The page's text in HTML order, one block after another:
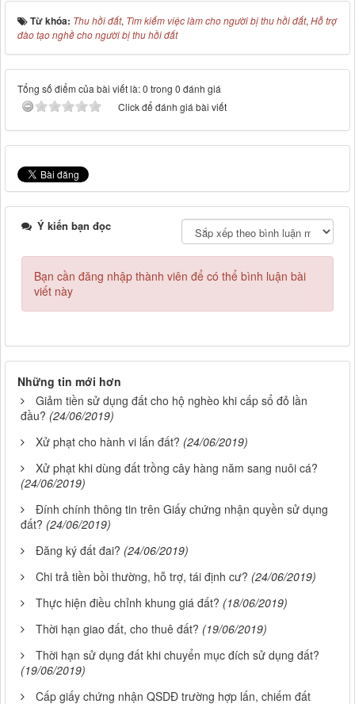
Từ khóa: Thu hồi đất, Tìm kiếm việc làm cho người bị thu hồi đất, Hỗ trợ
đào tạo nghề cho người bị thu hồi đất
Tổng số điểm của bài viết là: 0 trong 0 đánh giá
Click để đánh giá bài viết
Ý kiến bạn đọc
Bạn cần đăng nhập thành viên để có thể bình luận bài
viết này
Những tin mới hơn
Giảm tiền sử dụng đất cho hộ nghèo khi cấp sổ đỏ lần
đầu? (24/06/2019)
Xử phạt cho hành vi lấn đất? (24/06/2019)
Xử phạt khi dùng đất trồng cây hàng năm sang nuôi cá?
(24/06/2019)
Đính chính thông tin trên Giấy chứng nhận quyền sử dụng
đất? (24/06/2019)
Đăng ký đất đai? (24/06/2019)
Chi trả tiền bồi thường, hỗ trợ, tái định cư? (24/06/2019)
Thực hiện điều chỉnh khung giá đất? (18/06/2019)
Thời hạn giao đất, cho thuê đất? (19/06/2019)
Thời hạn sử dụng đất khi chuyển mục đích sử dụng đất?
(19/06/2019)
Cấp giấy chứng nhận QSDĐ trường hợp lấn, chiếm đất